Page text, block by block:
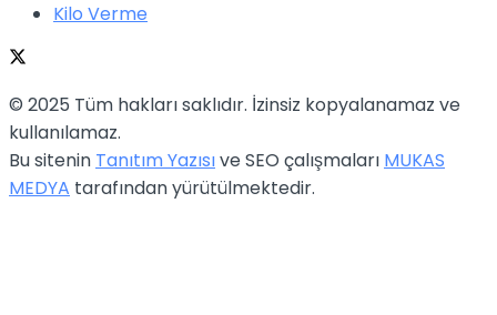
Kilo Verme
© 2025 Tüm hakları saklıdır. İzinsiz kopyalanamaz ve
kullanılamaz.
Bu sitenin Tanıtım Yazısıve SEO çalışmaları MUKAS
MEDYA tarafından yürütülmektedir.